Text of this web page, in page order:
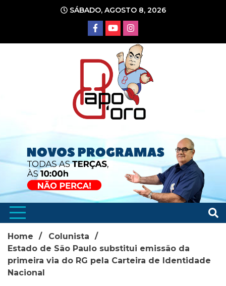
conteúdo
SÁBADO, AGOSTO 8, 2026
Home
Colunista
Estado de São Paulo substitui emissão da
primeira via do RG pela Carteira de Identidade
Nacional